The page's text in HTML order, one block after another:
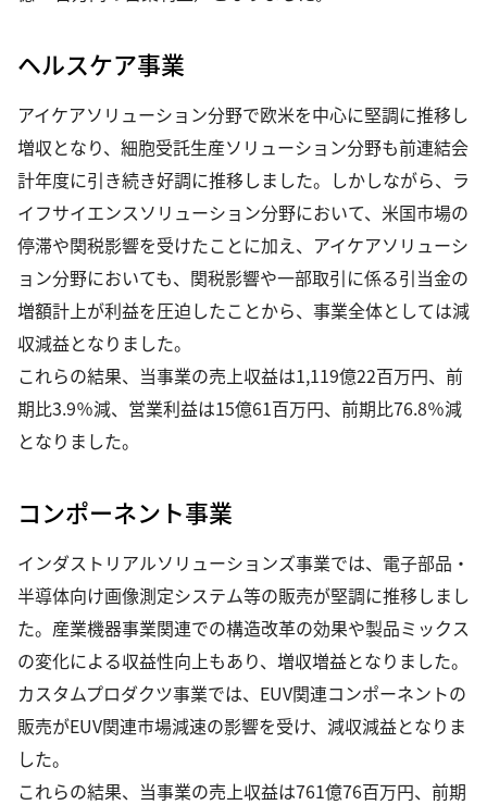
ヘルスケア事業
アイケアソリューション分野で欧米を中心に堅調に推移し
増収となり、細胞受託生産ソリューション分野も前連結会
計年度に引き続き好調に推移しました。しかしながら、ラ
イフサイエンスソリューション分野において、米国市場の
停滞や関税影響を受けたことに加え、アイケアソリューシ
ョン分野においても、関税影響や一部取引に係る引当金の
増額計上が利益を圧迫したことから、事業全体としては減
収減益となりました。
これらの結果、当事業の売上収益は1,119億22百万円、前
期比3.9％減、営業利益は15億61百万円、前期比76.8％減
となりました。
コンポーネント事業
インダストリアルソリューションズ事業では、電子部品・
半導体向け画像測定システム等の販売が堅調に推移しまし
た。産業機器事業関連での構造改革の効果や製品ミックス
の変化による収益性向上もあり、増収増益となりました。
カスタムプロダクツ事業では、EUV関連コンポーネントの
販売がEUV関連市場減速の影響を受け、減収減益となりま
した。
これらの結果、当事業の売上収益は761億76百万円、前期